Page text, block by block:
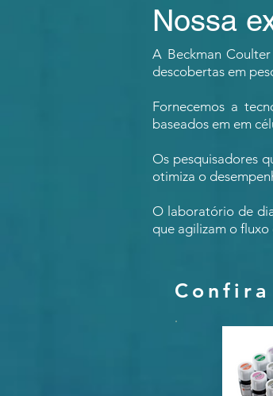
Nossa
A Beckman
descobertas em
Fornecemos a
baseados em​​ em
Os pesquisadores
otimiza o
O laboratório de
que agilizam o